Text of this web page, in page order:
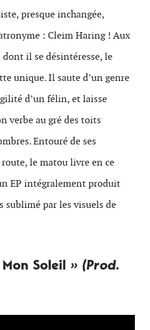
presque inchangée,
: Cleim Haring ! Aux
il se désintéresse, le
unique. Il saute d’un genre
d’un félin, et laisse
verbe au gré des toits
Entouré de ses
le matou livre en ce
EP intégralement produit
sublimé par les visuels de
Soleil » (Prod.